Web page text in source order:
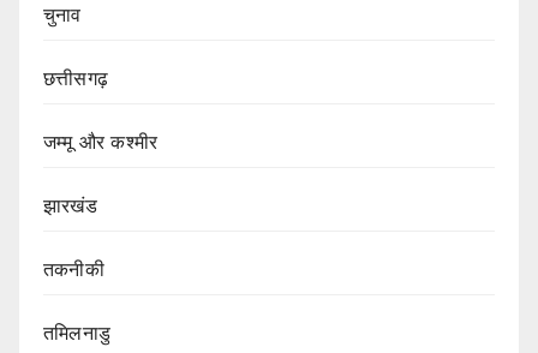
चुनाव
छत्तीसगढ़
जम्मू और कश्मीर
झारखंड
तकनीकी
तमिलनाडु